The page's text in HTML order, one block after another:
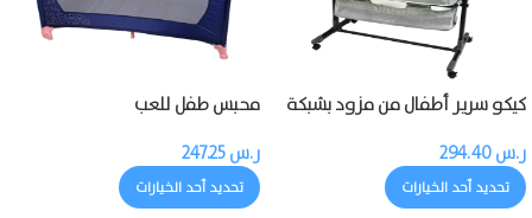
كيكو سرير أطفال من مزود بشبكة
ر.س
تحديد أحد الخيارات
محبس طفل للعب
ر.س
تحديد أحد الخيارات